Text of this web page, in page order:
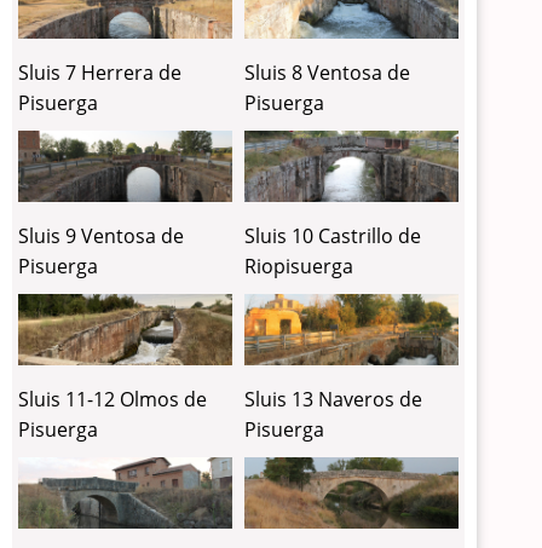
Sluis 7 Herrera de
Pisuerga
Sluis 8 Ventosa de
Pisuerga
Sluis 9 Ventosa de
Pisuerga
Sluis 10 Castrillo de
Riopisuerga
Sluis 11-12 Olmos de
Pisuerga
Sluis 13 Naveros de
Pisuerga